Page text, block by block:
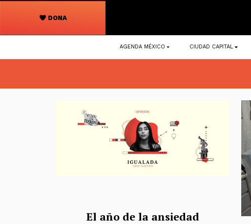
DONA
Navegación
principal
AGENDA MÉXICO CIUDAD CAPITAL
El año de la ansiedad